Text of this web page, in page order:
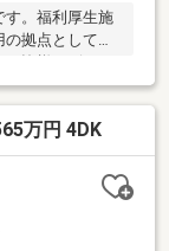
す。福利厚生施
拠点としてお
とても楽しい職
万円 4DK